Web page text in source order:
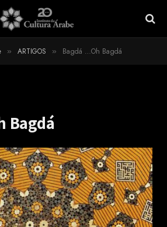
» ARTIGOS » Bagdá …Oh Bagdá
Bagdá